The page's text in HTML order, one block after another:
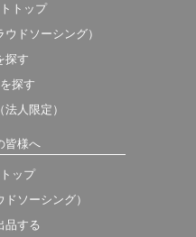
トップ
ドソーシング）
探す
探す
人限定）
皆様へ
ップ
ソーシング）
品する